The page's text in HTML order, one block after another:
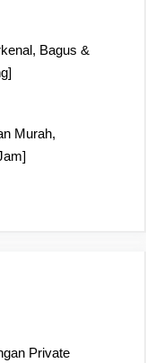
Bagus &
Murah,
Private